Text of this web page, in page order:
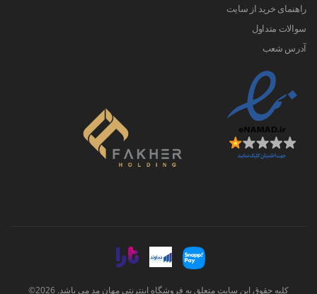
راهنمای خرید از سایت
سوالات متداول
آدرس شعب
کلیه حقوق این سایت متعلق به فروشگاه اینترنتی مهان مد می باشد. 2026©